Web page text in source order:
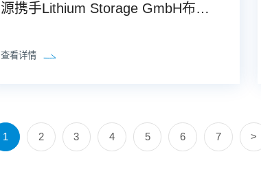
源携手Lithium Storage GmbH布局
查看详情
1 2 3 4 5 6 7 >